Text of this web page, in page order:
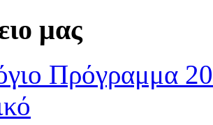
μας
Πρόγραμμα